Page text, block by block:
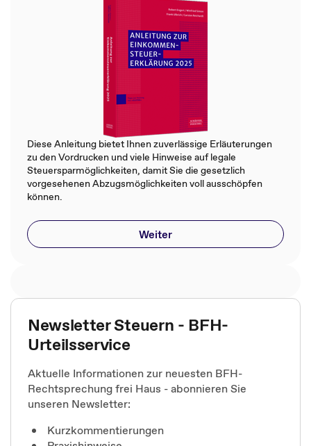
Diese Anleitung bietet Ihnen zuverlässige Erläuterungen
zu den Vordrucken und viele Hinweise auf legale
Steuersparmöglichkeiten, damit Sie die gesetzlich
vorgesehenen Abzugsmöglichkeiten voll ausschöpfen
können.
Weiter
Newsletter Steuern - BFH-
Urteilsservice
Aktuelle Informationen zur neuesten BFH-
Rechtsprechung frei Haus - abonnieren Sie
unseren Newsletter:
Kurzkommentierungen